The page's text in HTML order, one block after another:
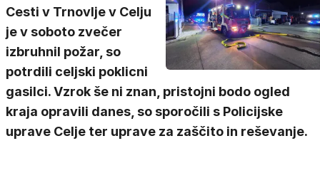
Cesti v Trnovlje v Celju
je v soboto zvečer
izbruhnil požar, so
potrdili celjski poklicni
gasilci. Vzrok še ni znan, pristojni bodo ogled
kraja opravili danes, so sporočili s Policijske
uprave Celje ter uprave za zaščito in reševanje.